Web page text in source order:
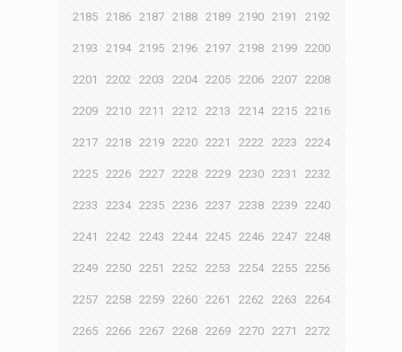
2185 2186 2187 2188 2189 2190 2191 2192
2193 2194 2195 2196 2197 2198 2199 2200
2201 2202 2203 2204 2205 2206 2207 2208
2209 2210 2211 2212 2213 2214 2215 2216
2217 2218 2219 2220 2221 2222 2223 2224
2225 2226 2227 2228 2229 2230 2231 2232
2233 2234 2235 2236 2237 2238 2239 2240
2241 2242 2243 2244 2245 2246 2247 2248
2249 2250 2251 2252 2253 2254 2255 2256
2257 2258 2259 2260 2261 2262 2263 2264
2265 2266 2267 2268 2269 2270 2271 2272